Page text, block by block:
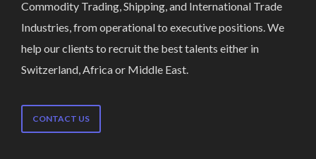
Commodity Trading, Shipping, and International Trade
Industries, from operational to executive positions. We
help our clients to recruit the best talents either in
Switzerland, Africa or Middle East.
CONTACT US